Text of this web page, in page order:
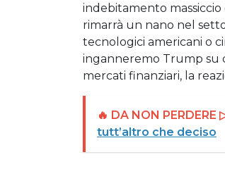
indebitamento
rimarrà un nano nel
tecnologici americani o
inganneremo Trump su
mercati finanziari, la
🔥 DA NON PERDERE
tutt’altro che deciso